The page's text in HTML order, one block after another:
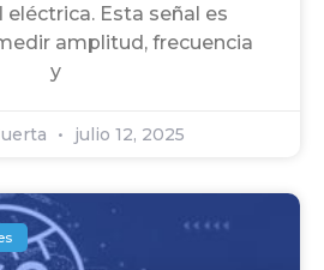
eléctrica. Esta señal es
amplitud, frecuencia
y
julio 12, 2025